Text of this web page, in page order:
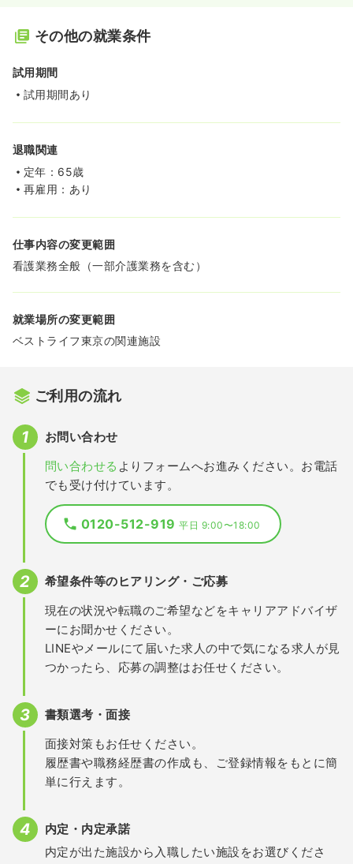
その他の就業条件
試用期間
試用期間あり
退職関連
定年：65歳
再雇用：あり
仕事内容の変更範囲
看護業務全般（一部介護業務を含む）
就業場所の変更範囲
ベストライフ東京の関連施設
ご利用の流れ
お問い合わせ
問い合わせる よりフォームへお進みください。お電話
でも受け付けています。
0120-512-919平日 9:00〜18:00
希望条件等のヒアリング・ご応募
現在の状況や転職のご希望などをキャリアアドバイザ
ーにお聞かせください。
LINEやメールにて届いた求人の中で気になる求人が見
つかったら、応募の調整はお任せください。
書類選考・面接
面接対策もお任せください。
履歴書や職務経歴書の作成も、ご登録情報をもとに簡
単に行えます。
内定・内定承諾
内定が出た施設から入職したい施設をお選びくださ